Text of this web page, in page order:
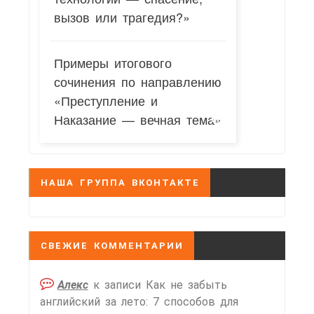
вызов или трагедия?»
Примеры итогового
сочинения по направлению
«Преступление и
Наказание — вечная тема»
НАША ГРУППА ВКОНТАКТЕ
СВЕЖИЕ КОММЕНТАРИИ
Алекск записи Как не забыть
английский за лето: 7 способов для